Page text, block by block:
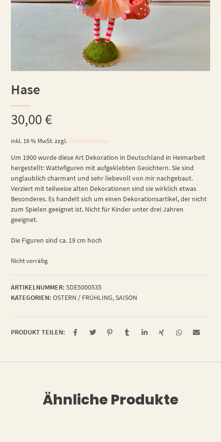
Hase
30,00€
inkl. 19 % MwSt. zzgl.Versandkosten
Um 1900 wurde diese Art Dekoration in Deutschland in Heimarbeit
hergestellt: Wattefiguren mit aufgeklebten Gesichtern. Sie sind
unglaublich charmant und sehr liebevoll von mir nachgebaut.
Verziert mit teilweise alten Dekorationen sind sie wirklich etwas
Besonderes. Es handelt sich um einen Dekorationsartikel, der nicht
zum Spielen geeignet ist. Nicht für Kinder unter drei Jahren
geeignet.
Die Figuren sind ca. 19 cm hoch
Nicht vorrätig
ARTIKELNUMMER: 5DE5000535
KATEGORIEN: OSTERN / FRÜHLING,SAISON
PRODUKT TEILEN:
Ähnliche Produkte